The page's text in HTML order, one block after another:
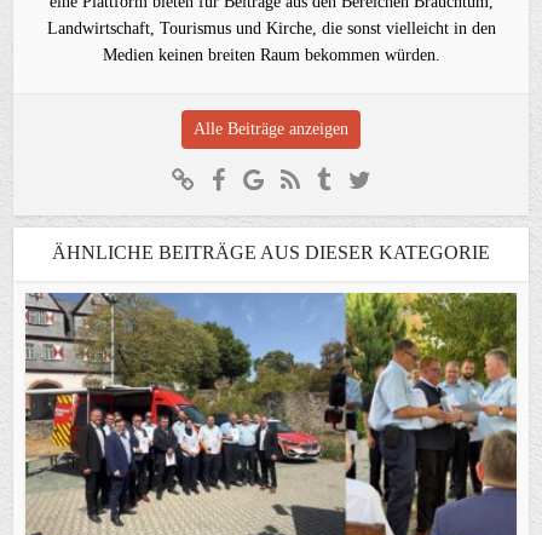
Landwirtschaft, Tourismus und Kirche, die sonst vielleicht in den
Medien keinen breiten Raum bekommen würden.
Alle Beiträge anzeigen
ÄHNLICHE BEITRÄGE AUS DIESER KATEGORIE